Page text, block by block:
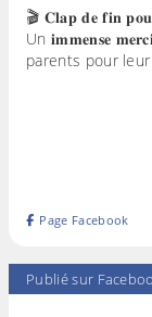
🎬 𝐂𝐥𝐚𝐩 𝐝𝐞 𝐟𝐢𝐧
Un 𝐢𝐦𝐦𝐞𝐧𝐬𝐞
parents pour leur
Page Facebook
Publié sur